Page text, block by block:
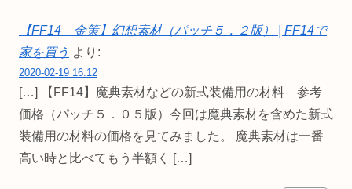
【FF14 金策】幻想素材（パッチ５．２版） | FF14で
家を買う より:
2020-02-19 16:12
[…] 【FF14】魔典素材などの新式装備用の材料 参考
価格（パッチ５．０５版）今回は魔典素材を含めた新式
装備用の材料の価格を見てみました。 魔典素材は一番
高い時と比べてもう半額く […]